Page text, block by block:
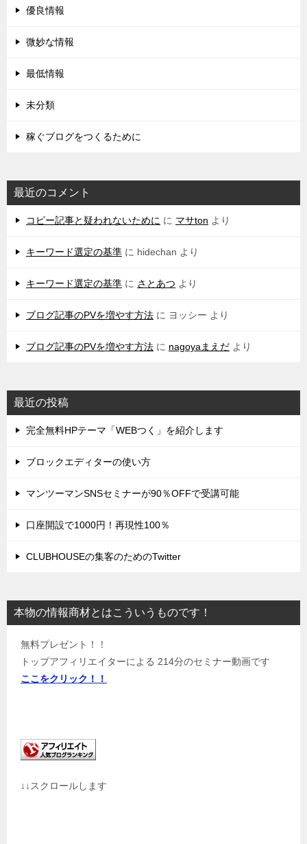
優良情報
微妙な情報
最低情報
未分類
稼ぐブログをつくるために
最近のコメント
コピー記事と疑われないために に マサton より
キーワード選定の基準 に hidechan より
キーワード選定の基準 に さとあつ より
ブログ記事のPVを増やす方法 に ヨッシー より
ブログ記事のPVを増やす方法 に nagoyaまえだ より
最近の投稿
完全無料HPテーマ「WEBつく」を紹介します
ブロックエディターの使い方
マンツーマンSNSセミナーが90％OFFで受講可能
口座開設で1000円！再現性100％
CLUBHOUSEの集客のためのTwitter
本物の情報商材とはこういうものです！
無料プレゼント！！
トップアフィリエイターによる 214分のセミナー動画です
ここをクリック！！
↓↓スクロールします